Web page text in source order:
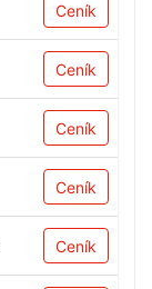
Ceník
Ceník
Ceník
Ceník
Ceník